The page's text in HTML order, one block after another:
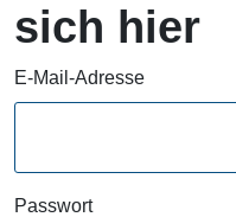
sich hier
E-Mail-Adresse
Passwort